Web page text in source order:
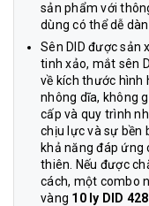
sản phẩm với
dùng có thể dễ
Sên DID được sản
tinh xảo, mắt sên
về kích thước hình
nhông dĩa, không
cấp và quy trình
chịu lực và sự bền
khả năng đáp ứng
thiên. Nếu được
cách, một combo
vàng 10 ly DID